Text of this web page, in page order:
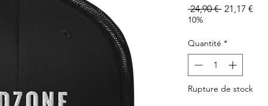
24,90 € Prix
21,17 €
10%
Quantité *
Rupture de stock